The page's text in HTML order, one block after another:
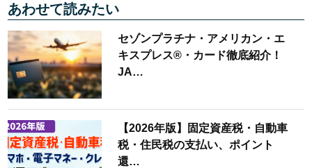
あわせて読みたい
セゾンプラチナ・アメリカン・エ
キスプレス®・カード徹底紹介！
JA…
【2026年版】固定資産税・自動車
税・住民税の支払い、ポイント
還…